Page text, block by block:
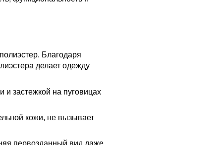
Благодаря
делает одежду
застежкой на пуговицах
кожи, не вызывает